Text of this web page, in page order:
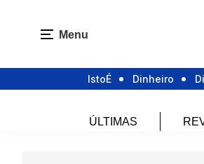
Menu
IstoÉ Dinheiro
ÚLTIMAS